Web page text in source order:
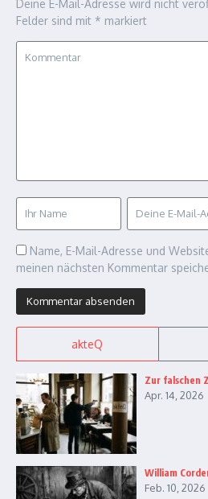
Deine E-Mail-Adresse wird nicht
Felder sind mit * markiert
Name, E-Mail-Adresse und
meinen nächsten Kommentar
akteQ
Zur falschen
Apr. 14, 2026
William
Feb. 10, 2026